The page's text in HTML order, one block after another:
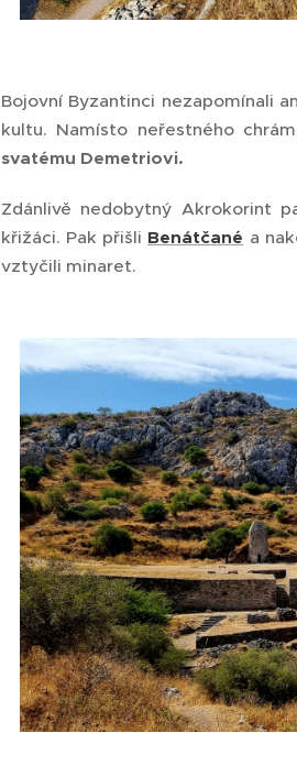
Bojovní Byzantinci nezapomínali
kultu. Namísto neřestného
svatému Demetriovi.
Zdánlivě nedobytný Akrokorint
křižáci. Pak přišli Benátčané a
vztyčili minaret.